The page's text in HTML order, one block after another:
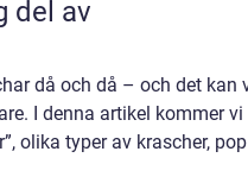
del av
då och då – och det kan
I denna artikel kommer
olika typer av krascher,